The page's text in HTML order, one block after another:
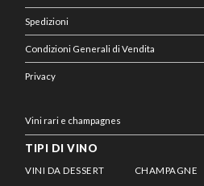
Spedizioni
Condizioni Generali di Vendita
Privacy
Vini rari e champagnes
TIPI DI VINO
VINI DA DESSERT CHAMPAGNE